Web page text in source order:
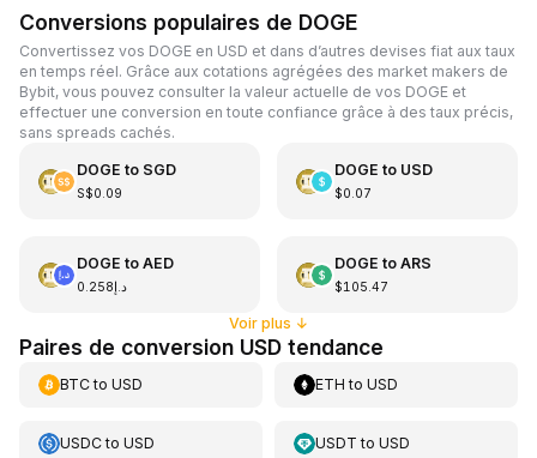
Conversions populaires de DOGE
Convertissez vos DOGE en USD et dans d’autres devises fiat aux taux
en temps réel. Grâce aux cotations agrégées des market makers de
Bybit, vous pouvez consulter la valeur actuelle de vos DOGE et
effectuer une conversion en toute confiance grâce à des taux précis,
sans spreads cachés.
DOGE to SGD
S$0.09
DOGE to USD
$0.07
DOGE to AED
د.إ0.258
DOGE to ARS
$105.47
Voir plus ↓
Paires de conversion USD tendance
BTCto USD ETH toUSD
USDCto USD USDT toUSD